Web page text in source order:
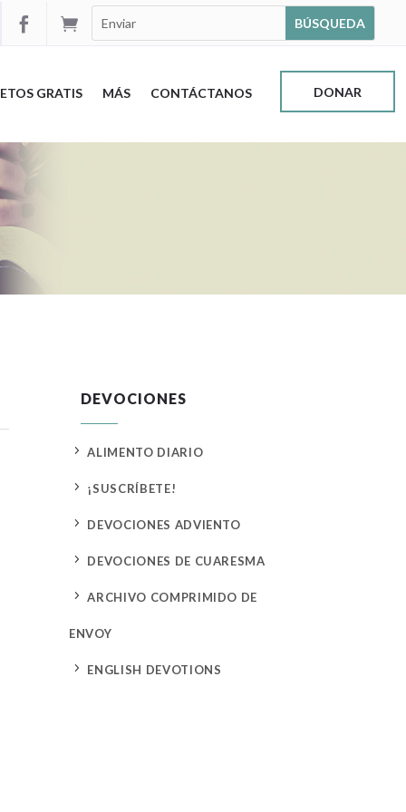


GRATIS MÁS CONTÁCTANOS DONAR
DEVOCIONES
5 ALIMENTO DIARIO
5 ¡SUSCRÍBETE!
5 DEVOCIONES ADVIENTO
5 DEVOCIONES DE CUARESMA
5 ARCHIVO COMPRIMIDO DE
ENVOY
5 ENGLISH DEVOTIONS